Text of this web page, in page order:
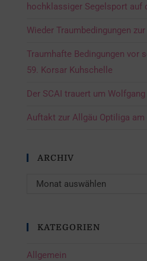
hochklassiger Segelsport auf
Wieder Traumbedingungen
Traumhafte Bedingungen vor
59. Korsar Kuhschelle
Der SCAI trauert um
Auftakt zur Allgäu Optiliga am
ARCHIV
Monat auswählen
KATEGORIEN
Allgemein